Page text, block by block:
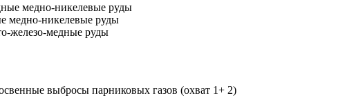
медно-никелевые руды
медно-никелевые руды
железо-медные руды
выбросы парниковых газов (охват 1+ 2)